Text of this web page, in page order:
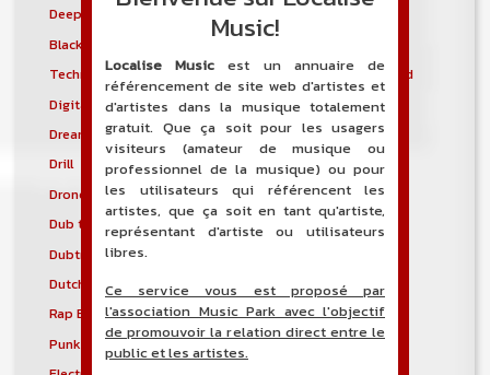
Deepkho
Black metal dépressif
Techno de Détroit
Thrash metal allemand
Digital hardcore
Disco polo
Dream pop
Dream trance
Drill
Drill and Bass
Drone
Drumstep
Dub techno
Dubstyle
Dubtronica
Dutch house
Early hardcore
Rap East Coast
Easycore
Punk gaélique
Électro-industriel
Music!
Localise Music est un annuaire de
référencement de site web d'artistes et
d'artistes dans la musique totalement
gratuit. Que ça soit pour les usagers
visiteurs (amateur de musique ou
professionnel de la musique) ou pour
les utilisateurs qui référencent les
artistes, que ça soit en tant qu'artiste,
représentant d'artiste ou utilisateurs
libres.
Ce service vous est proposé par
l'association Music Park avec l'objectif
de promouvoir la relation direct entre le
public et les artistes.